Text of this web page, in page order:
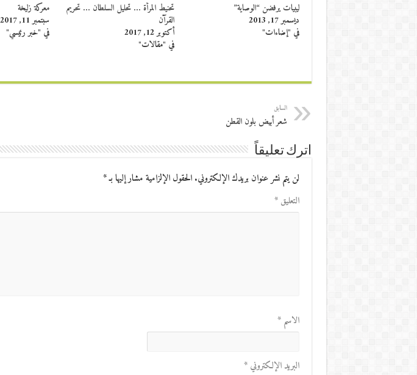
ليبيات يرفضن “الوصاية”
ديسمبر 17, 2013
في "إضاءات"
تحنيط المرأة … تحليل السلطان … تحريم
القرآن
أكتوبر 12, 2017
في "مقالات"
معركة زليخة
سبتمبر 11, 2017
في "خبر رئيسي"
السابق
شعر أبيض بلون القطن
اترك تعليقاً
لن يتم نشر عنوان بريدك الإلكتروني. الحقول الإلزامية مشار إليها بـ*
التعليق*
الاسم*
البريد الإلكتروني*